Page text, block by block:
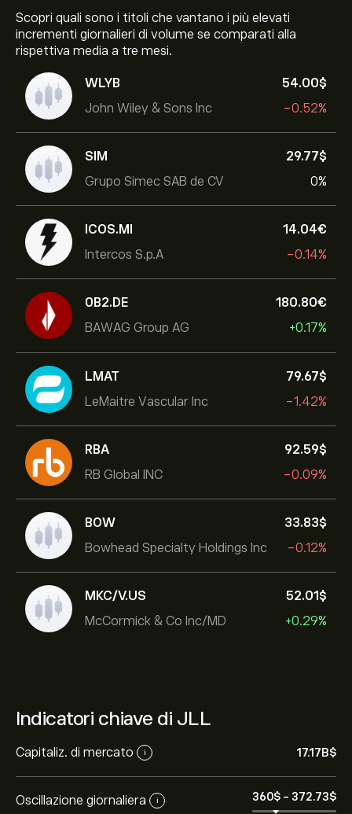
Scopri quali sono i titoli che vantano i più elevati
incrementi giornalieri di volume se comparati alla
rispettiva media a tre mesi.
WLYB
John Wiley & Sons Inc
54.00‎$‎
-0.52%
SIM
Grupo Simec SAB de CV
29.77‎$‎
0%
ICOS.MI
Intercos S.p.A
14.04‎€‎
-0.14%
0B2.DE
BAWAG Group AG
180.80‎€‎
+0.17%
LMAT
LeMaitre Vascular Inc
79.67‎$‎
-1.42%
RBA
RB Global INC
92.59‎$‎
-0.09%
BOW
Bowhead Specialty Holdings Inc
33.83‎$‎
-0.12%
MKC/V.US
McCormick & Co Inc/MD
52.01‎$‎
+0.29%
Indicatori chiave di JLL
Capitaliz. di mercato i 17.17B‎$‎
Oscillazione giornaliera i 360‎$‎ - 372.73‎$‎